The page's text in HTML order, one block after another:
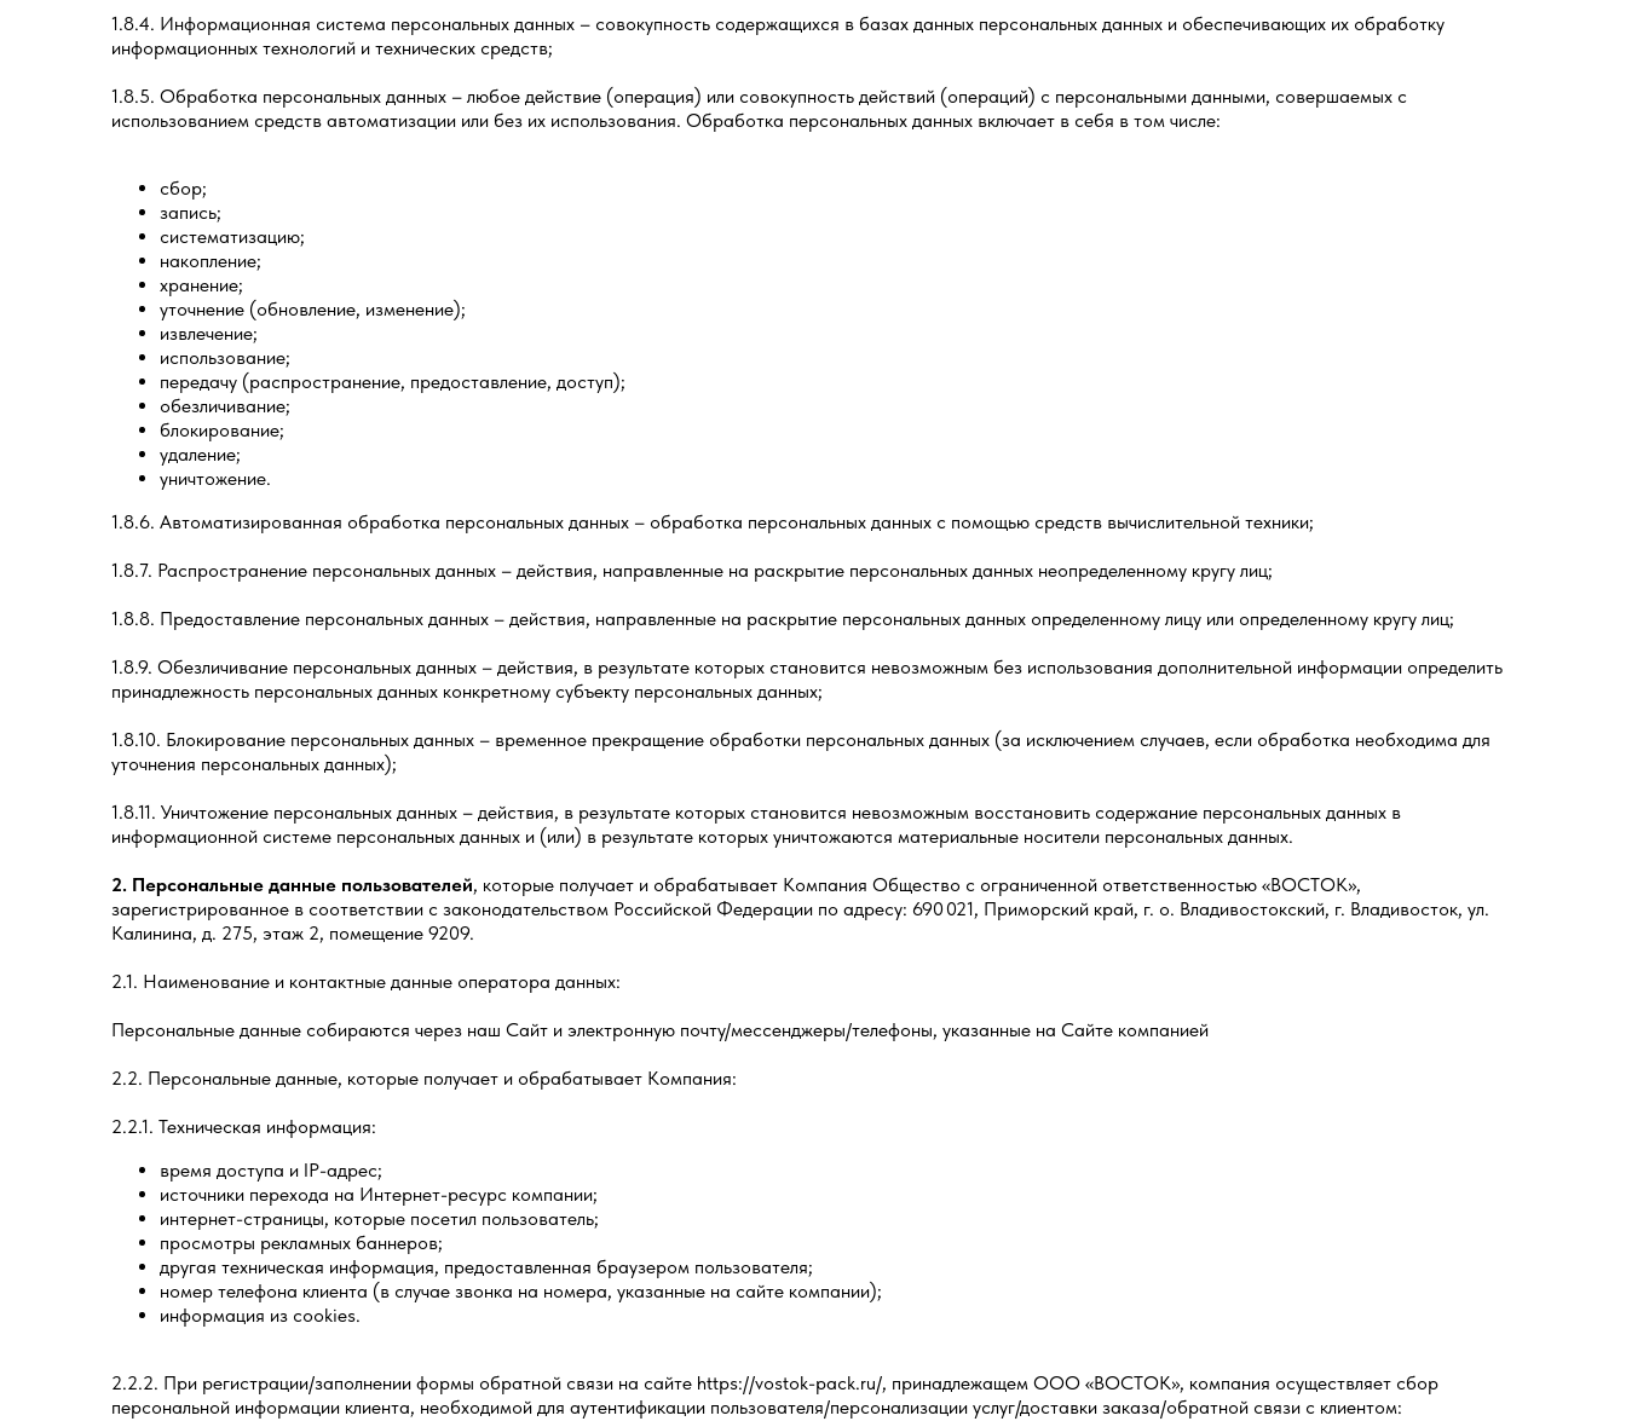
1.8.4. Информационная система персональных данных – совокупность содержащихся в базах данных персональных данных и обеспечивающих их обработку
информационных технологий и технических средств;
1.8.5. Обработка персональных данных – любое действие (операция) или совокупность действий (операций) с персональными данными, совершаемых с
использованием средств автоматизации или без их использования. Обработка персональных данных включает в себя в том числе:
сбор;
запись;
систематизацию;
накопление;
хранение;
уточнение (обновление, изменение);
извлечение;
использование;
передачу (распространение, предоставление, доступ);
обезличивание;
блокирование;
удаление;
уничтожение.
1.8.6. Автоматизированная обработка персональных данных – обработка персональных данных с помощью средств вычислительной техники;
1.8.7. Распространение персональных данных – действия, направленные на раскрытие персональных данных неопределенному кругу лиц;
1.8.8. Предоставление персональных данных – действия, направленные на раскрытие персональных данных определенному лицу или определенному кругу лиц;
1.8.9. Обезличивание персональных данных – действия, в результате которых становится невозможным без использования дополнительной информации определить
принадлежность персональных данных конкретному субъекту персональных данных;
1.8.10. Блокирование персональных данных – временное прекращение обработки персональных данных (за исключением случаев, если обработка необходима для
уточнения персональных данных);
1.8.11. Уничтожение персональных данных – действия, в результате которых становится невозможным восстановить содержание персональных данных в
информационной системе персональных данных и (или) в результате которых уничтожаются материальные носители персональных данных.
2. Персональные данные пользователей, которые получает и обрабатывает Компания Общество с ограниченной ответственностью «ВОСТОК»,
зарегистрированное в соответствии с законодательством Российской Федерации по адресу: 690 021, Приморский край, г. о. Владивостокский, г. Владивосток, ул.
Калинина, д. 275, этаж 2, помещение 9209.
2.1. Наименование и контактные данные оператора данных:
Персональные данные собираются через наш Сайт и электронную почту/мессенджеры/телефоны, указанные на Сайте компанией
2.2. Персональные данные, которые получает и обрабатывает Компания:
2.2.1. Техническая информация:
время доступа и IP-адрес;
источники перехода на Интернет-ресурс компании;
интернет-страницы, которые посетил пользователь;
просмотры рекламных баннеров;
другая техническая информация, предоставленная браузером пользователя;
номер телефона клиента (в случае звонка на номера, указанные на сайте компании);
информация из cookies.
2.2.2. При регистрации/заполнении формы обратной связи на сайте https://vostok-pack.ru/, принадлежащем ООО «ВОСТОК», компания осуществляет сбор
персональной информации клиента, необходимой для аутентификации пользователя/персонализации услуг/доставки заказа/обратной связи с клиентом: